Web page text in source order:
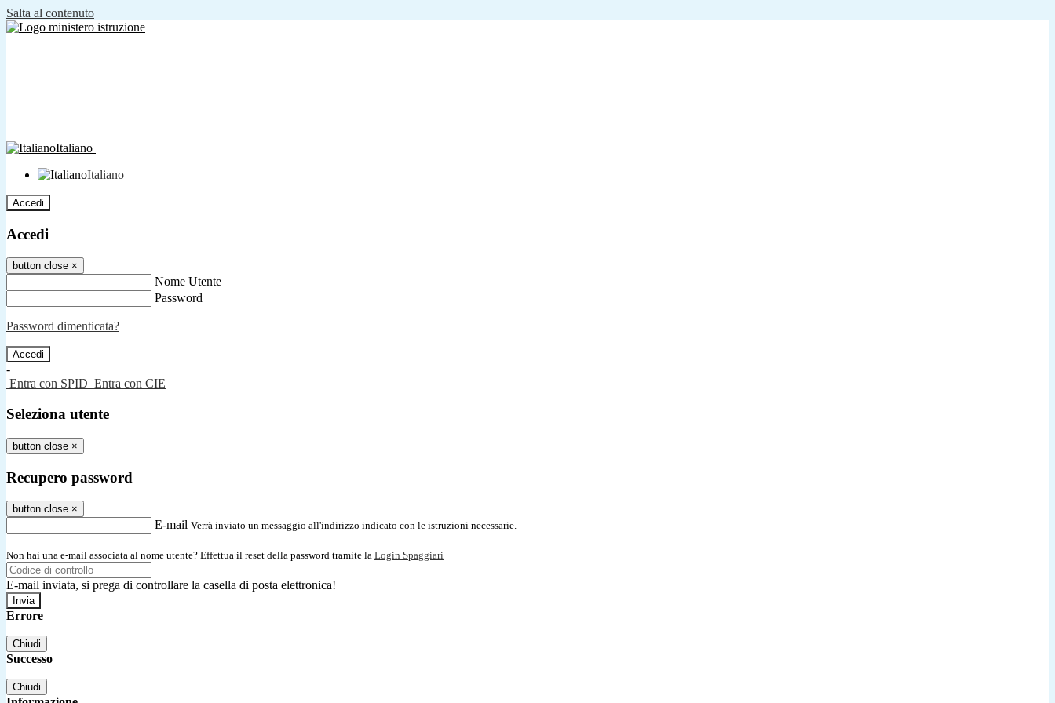
Salta al contenuto
Italiano
Italiano
Accedi
Accedi
button close ×
Nome Utente
Password
Password dimenticata?
-
Entra con SPID Entra con CIE
Seleziona utente
button close ×
Recupero password
button close ×
E-mail Verrà inviato un messaggio all'indirizzo indicato con le istruzioni necessarie.
Non hai una e-mail associata al nome utente? Effettua il reset della password tramite la Login Spaggiari
E-mail inviata, si prega di controllare la casella di posta elettronica!
Errore
Chiudi
Successo
Chiudi